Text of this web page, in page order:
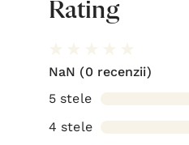
Rating
NaN (0 recenzii)
5 stele
4 stele